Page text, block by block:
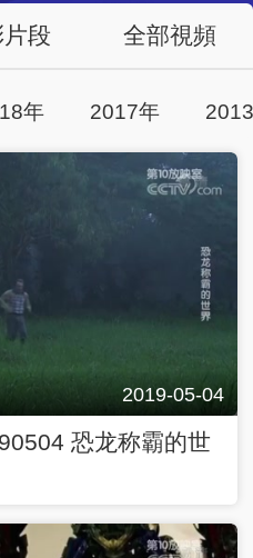
段 全部視頻
年 2017年
2019-05-04
恐龙称霸的世